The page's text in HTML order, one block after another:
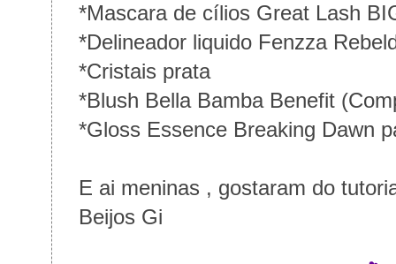
*Mascara de cílios Great Lash
*Delineador liquido Fenzza
*Cristais prata
*Blush Bella Bamba Benefit
*Gloss Essence Breaking Dawn
E ai meninas , gostaram do
Beijos Gi